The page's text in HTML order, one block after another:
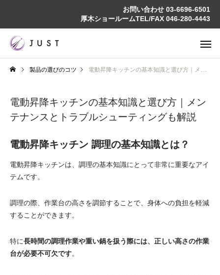
お問い合わせ 03-6696-6501
厚木ショールームTEL/FAX 046-280-4443
電動昇降洗面台
製品の選びのコツ 電動昇降キッチンの基本知識と選び方｜メンテナンスとトラブルシューティングも解説
電動昇降キッチンの基本知識と選び方｜メン
テナンスとトラブルシューティングも解説
電動昇降キッチン 調理の基本知識とは？
電動昇降キッチンは、調理の基本知識にとって非常に重要なアイ
テムです。
調理の際、作業台の高さを調節することで、身体への負担を軽減
することができます。
特に長時間の調理作業や重い鍋を扱う際には、正しい高さの作業
台が必要不可欠です。